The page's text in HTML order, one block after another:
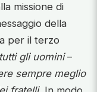
missione di
della
per il terzo
gli uomini–
sempre meglio